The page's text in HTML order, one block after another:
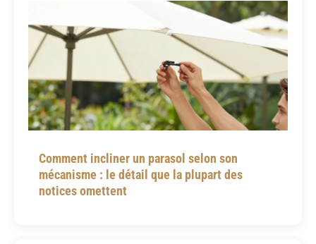
Comment incliner un parasol selon son
mécanisme : le détail que la plupart des
notices omettent